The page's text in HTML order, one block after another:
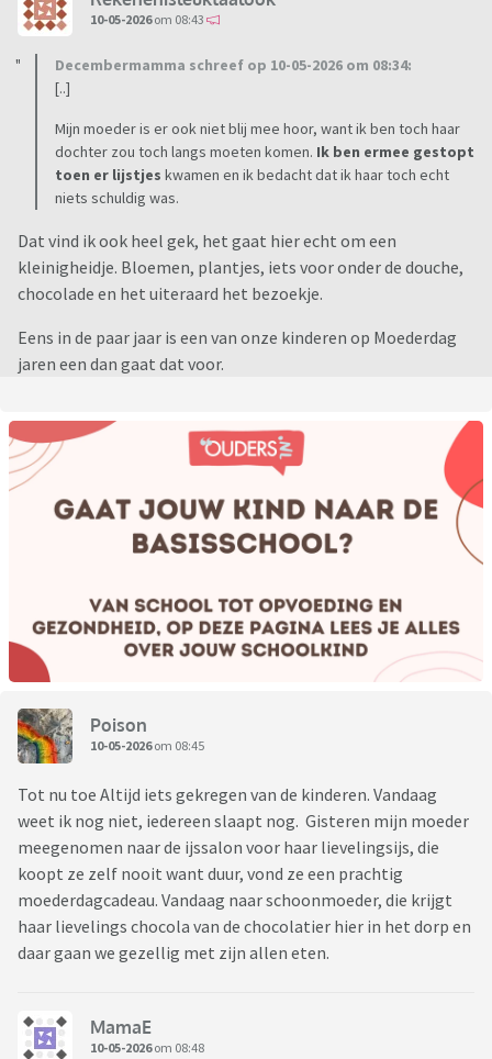
10-05-2026om 08:43
Decembermamma schreef op 10-05-2026 om 08:34:
[..]
Mijn moeder is er ook niet blij mee hoor, want ik ben toch haar
dochter zou toch langs moeten komen. Ik ben ermee gestopt
toen er lijstjes kwamen en ik bedacht dat ik haar toch echt
niets schuldig was.
Dat vind ik ook heel gek, het gaat hier echt om een
kleinigheidje. Bloemen, plantjes, iets voor onder de douche,
chocolade en het uiteraard het bezoekje.
Eens in de paar jaar is een van onze kinderen op Moederdag
jaren een dan gaat dat voor.
Poison
10-05-2026om 08:45
Tot nu toe Altijd iets gekregen van de kinderen. Vandaag
weet ik nog niet, iedereen slaapt nog. Gisteren mijn moeder
meegenomen naar de ijssalon voor haar lievelingsijs, die
koopt ze zelf nooit want duur, vond ze een prachtig
moederdagcadeau. Vandaag naar schoonmoeder, die krijgt
haar lievelings chocola van de chocolatier hier in het dorp en
daar gaan we gezellig met zijn allen eten.
MamaE
10-05-2026om 08:48